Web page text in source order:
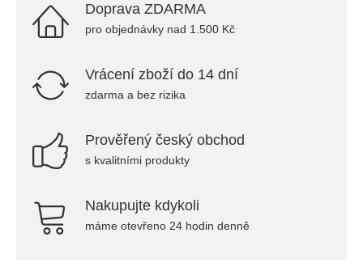
Doprava ZDARMA
pro objednávky nad 1.500 Kč
Vrácení zboží do 14 dní
zdarma a bez rizika
Prověřený český obchod
s kvalitními produkty
Nakupujte kdykoli
máme otevřeno 24 hodin denně